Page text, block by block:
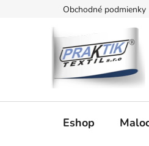
Obchodné podmienky
Eshop